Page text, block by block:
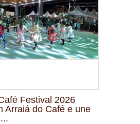
Festival 2026
Arraiá do Café e une